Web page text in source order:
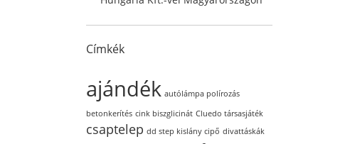
Címkék
ajándék autólámpa polírozás
betonkerítés cink biszglicinát Cluedo társasjáték
csaptelep dd step kislány cipő divattáskák